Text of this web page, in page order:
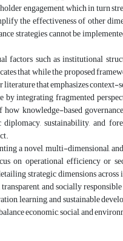
engagement, which in turn
the effectiveness of other
strategies cannot be
such as institutional
that while the proposed
that emphasizes
integrating fragmented
knowledge-based
sustainability, and
a novel, multi-dimensional,
operational efficiency or
strategic dimensions
and socially
learning, and sustainable
economic, social, and